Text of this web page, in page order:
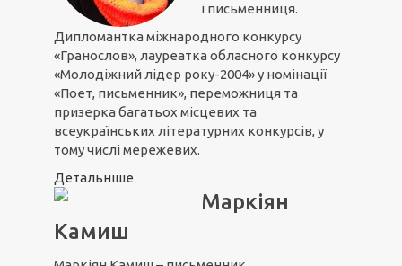
і письменниця.
Дипломантка міжнародного конкурсу
«Гранослов», лауреатка обласного конкурсу
«Молодіжний лідер року-2004» у номінації
«Поет, письменник», переможниця та
призерка багатьох місцевих та
всеукраїнських літературних конкурсів, у
тому числі мережевих.
Детальніше
Маркіян
Камиш